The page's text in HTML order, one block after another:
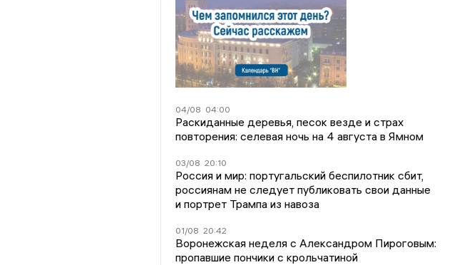
04/08 04:00
Раскиданные деревья, песок везде и страх
повторения: селевая ночь на 4 августа в Ямном
03/08 20:10
Россия и мир: португальский беспилотник сбит,
россиянам не следует публиковать свои данные
и портрет Трампа из навоза
01/08 20:42
Воронежская неделя с Александром Пироговым:
пропавшие пончики с крольчатиной